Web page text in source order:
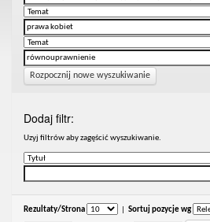
Rozpocznij nowe wyszukiwanie
Dodaj filtr:
Uzyj filtrów aby zagęścić wyszukiwanie.
Rezultaty/Strona Sortuj pozycje wg